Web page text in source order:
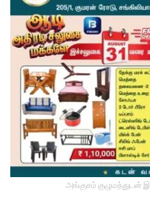
அங்குசம் குழுமத்துடன்